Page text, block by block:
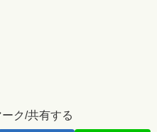
ク/共有する